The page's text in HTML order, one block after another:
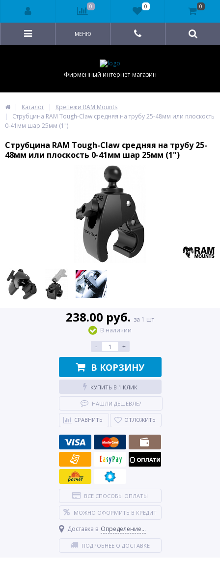
Фирменный интернет-магазин
МЕНЮ
Каталог
Крепежи RAM Mounts
Струбцина RAM Tough-Claw средняя на трубу 25-48мм или плоскость
0-41мм шар 25мм (1")
Струбцина RAM Tough-Claw средняя на трубу 25-
48мм или плоскость 0-41мм шар 25мм (1")
238.00 руб. за 1 шт
В наличии
-
+
В КОРЗИНУ
КУПИТЬ В 1 КЛИК
НАШЛИ ДЕШЕВЛЕ?
СРАВНИТЬ ОТЛОЖИТЬ
ВСЕ СПОСОБЫ ОПЛАТЫ
МОЖНО ОФОРМИТЬ В КРЕДИТ
Доставка в Определение...
ПОДРОБНЕЕ О ДОСТАВКЕ
0 0 0